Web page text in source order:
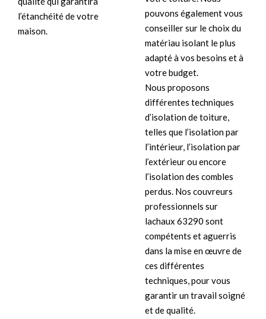
l’étanchéité de votre
maison.
pouvons également vous
conseiller sur le choix du
matériau isolant le plus
adapté à vos besoins et à
votre budget.
Nous proposons
différentes techniques
d’isolation de toiture,
telles que l’isolation par
l’intérieur, l’isolation par
l’extérieur ou encore
l’isolation des combles
perdus. Nos couvreurs
professionnels sur
lachaux 63290 sont
compétents et aguerris
dans la mise en œuvre de
ces différentes
techniques, pour vous
garantir un travail soigné
et de qualité.